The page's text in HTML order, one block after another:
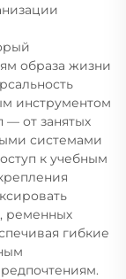
образа жизни
инструментом
— от занятых
системами
к учебным
ременных
гибкие